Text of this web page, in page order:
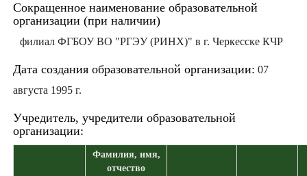
Сокращенное наименование образовательной
организации (при наличии)
филиал ФГБОУ ВО "РГЭУ (РИНХ)" в г. Черкесске КЧР
Дата создания образовательной организации: 07
августа 1995 г.
Учредитель, учредители образовательной
организации:
Фамилия, имя,
отчество